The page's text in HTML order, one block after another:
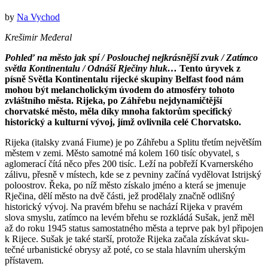
by Na Vychod
Krešimir Međeral
Pohleď na město jak spí / Poslouchej nejkrásnější zvuk / Zatímco
světla Kontinentalu / Odnáší Rječiny hluk… Tento úryvek z
písně Světla Kontinentalu rijecké skupiny Belfast food nám
mohou být melancho­lickým úvodem do atmosféry tohoto
zvláštního města. Rijeka, po Záhřebu nejdyna­mič­tější
chorvatské město, měla díky mnoha faktorům specifický
historický a kulturní vývoj, jímž ovlivnila celé Chorvatsko.
Rijeka (italsky zvaná Fiume) je po Záhřebu a Splitu třetím největším
městem v zemi. Město samotné má kolem 160 tisíc oby­va­tel, s
aglomerací čítá něco přes 200 ti­síc. Leží na pobřeží Kvarnerského
zálivu, přesně v místech, kde se z pevniny začíná vydělovat Istrijský
poloostrov. Řeka, po níž město získalo jméno a která se jme­nuje
Rječina, dělí město na dvě části, jež prodělaly značně odlišný
historický vý­voj. Na pravém břehu se nachází Rijeka v pra­vém
slova smyslu, zatímco na le­vém břehu se rozkládá Sušak, jenž měl
až do roku 1945 status samostatného města a teprve pak byl připojen
k Rijece. Sušak je také starší, protože Rijeka začala získávat sku­
tečné urbanistické obrysy až poté, co se stala hlavním uherským
přístavem.